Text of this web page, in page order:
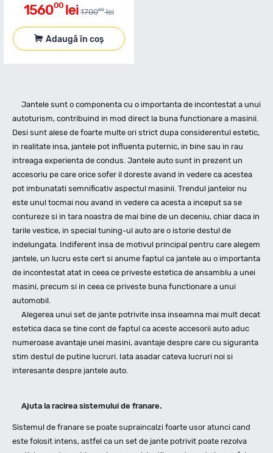
156000 lei 170000 lei
Adaugă în coș
Jantele sunt o componenta cu o importanta de incontestat a unui
autoturism, contribuind in mod direct la buna functionare a masinii.
Desi sunt alese de foarte multe ori strict dupa considerentul estetic,
in realitate insa, jantele pot influenta puternic, in bine sau in rau
intreaga experienta de condus. Jantele auto sunt in prezent un
accesoriu pe care orice sofer il doreste avand in vedere ca acestea
pot imbunatati semnificativ aspectul masinii. Trendul jantelor nu
este unul tocmai nou avand in vedere ca acesta a inceput sa se
contureze si in tara noastra de mai bine de un deceniu, chiar daca in
tarile vestice, in special tuning-ul auto are o istorie destul de
indelungata. Indiferent insa de motivul principal pentru care alegem
jantele, un lucru este cert si anume faptul ca jantele au o importanta
de incontestat atat in ceea ce priveste estetica de ansamblu a unei
masini, precum si in ceea ce priveste buna functionare a unui
automobil.
Alegerea unui set de jante potrivite insa inseamna mai mult decat
estetica daca se tine cont de faptul ca aceste accesorii auto aduc
numeroase avantaje unei masini, avantaje despre care cu siguranta
stim destul de putine lucruri. Iata asadar cateva lucruri noi si
interesante despre jantele auto.
Ajuta la racirea sistemului de franare.
Sistemul de franare se poate supraincalzi foarte usor atunci cand
este folosit intens, astfel ca un set de jante potrivit poate rezolva